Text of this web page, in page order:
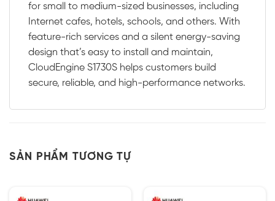
for small to medium-sized businesses, including
Internet cafes, hotels, schools, and others. With
feature-rich services and a silent energy-saving
design that’s easy to install and maintain,
CloudEngine S1730S helps customers build
secure, reliable, and high-performance networks.
SẢN PHẨM TƯƠNG TỰ